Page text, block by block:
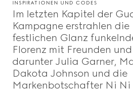
INSPIRATIONEN UND CODES
Im letzten Kapitel der
Kampagne erstrahlen die
festlichen Glanz
Florenz mit Freunden
darunter Julia Garner,
Dakota Johnson und die
Markenbotschafter Ni Ni